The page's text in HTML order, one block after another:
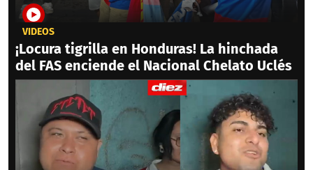
VIDEOS
¡Locura tigrilla en Honduras! La hinchada
del FAS enciende el Nacional Chelato Uclés